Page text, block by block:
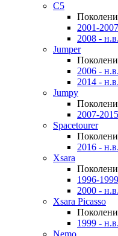
C5
2001-2007
2008 - н.в.
Jumper
2006 - н.в.
2014 - н.в.
Jumpy
2007-2015
Spacetourer
2016 - н.в.
Xsara
1996-1999
2000 - н.в.
Xsara Picasso
1999 - н.в.
Nemo